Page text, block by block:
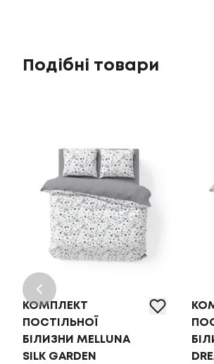
Подібні товари
КОМПЛЕКТ
ПОСТІЛЬНОЇ
БІЛИЗНИ MELLUNA
SILK GARDEN